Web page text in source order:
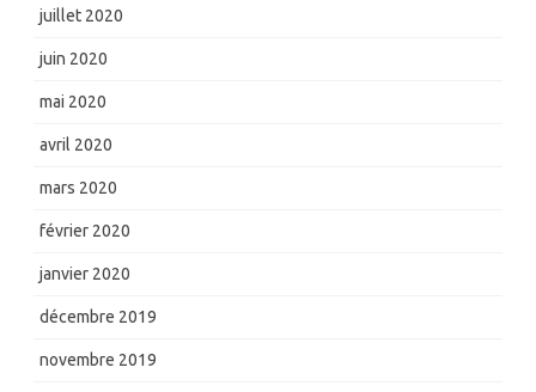
juillet 2020
juin 2020
mai 2020
avril 2020
mars 2020
février 2020
janvier 2020
décembre 2019
novembre 2019